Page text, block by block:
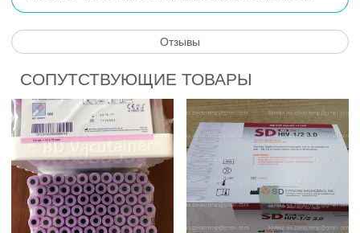
Отзывы
СОПУТСТВУЮЩИЕ ТОВАРЫ